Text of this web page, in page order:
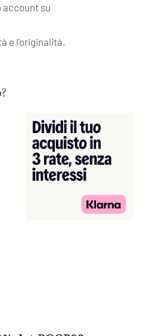
account su
e l'originalità.